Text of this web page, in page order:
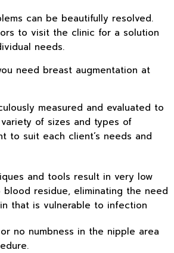
can be beautifully resolved.
to visit the clinic for a solution
needs.
need breast augmentation at
measured and evaluated to
of sizes and types of
to suit each client’s needs and
and tools result in very low
blood residue, eliminating the need
that is vulnerable to infection
no numbness in the nipple area